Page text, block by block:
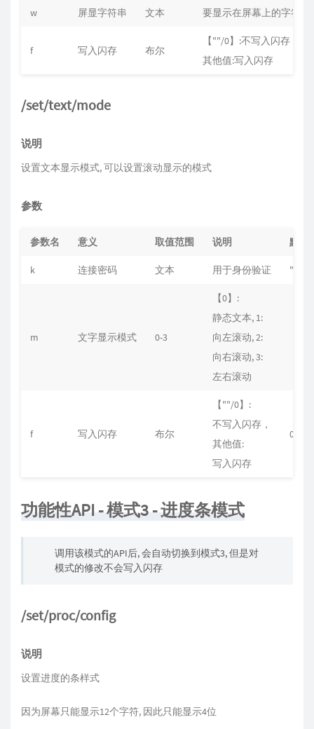
w 屏显字符串 文本 要显示在屏幕上的字符串
f 写入闪存 布尔
【""/0】:不写入闪存，
其他值:写入闪存
/set/text/mode
说明
设置文本显示模式, 可以设置滚动显示的模式
参数
参数名 意义 取值范围 说明 默认
k 连接密码 文本 用于身份验证 ""
m 文字显示模式 0-3
【0】:
静态文本, 1:
向左滚动, 2:
向右滚动, 3:
左右滚动
f 写入闪存 布尔
【""/0】:
不写入闪存，
其他值:
写入闪存
0
功能性API - 模式3 - 进度条模式
调用该模式的API后, 会自动切换到模式3, 但是对
模式的修改不会写入闪存
/set/proc/config
说明
设置进度的条样式
因为屏幕只能显示12个字符, 因此只能显示4位